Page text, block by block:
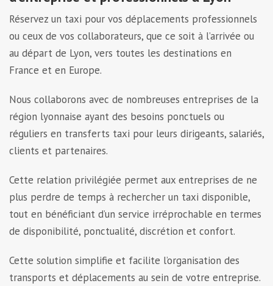
Réservez un taxi pour vos déplacements professionnels
ou ceux de vos collaborateurs, que ce soit à l’arrivée ou
au départ de Lyon, vers toutes les destinations en
France et en Europe.
Nous collaborons avec de nombreuses entreprises de la
région lyonnaise ayant des besoins ponctuels ou
réguliers en transferts taxi pour leurs dirigeants, salariés,
clients et partenaires.
Cette relation privilégiée permet aux entreprises de ne
plus perdre de temps à rechercher un taxi disponible,
tout en bénéficiant d’un service irréprochable en termes
de disponibilité, ponctualité, discrétion et confort.
Cette solution simplifie et facilite l’organisation des
transports et déplacements au sein de votre entreprise.